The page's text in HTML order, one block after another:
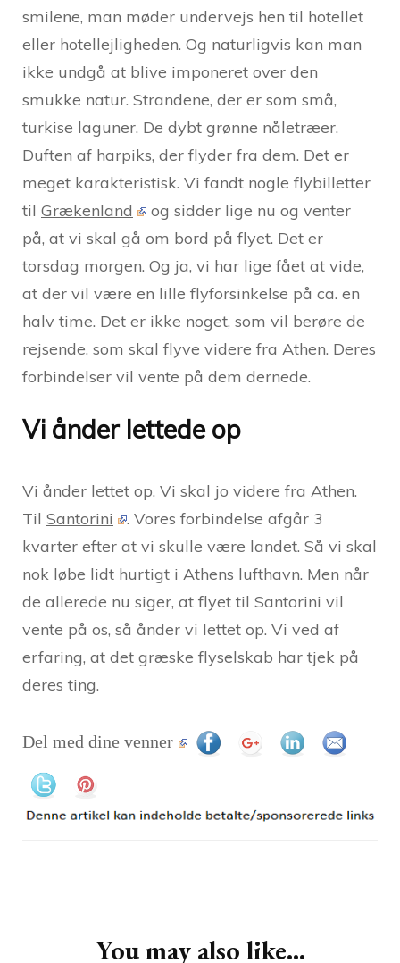
smilene, man møder undervejs hen til hotellet
eller hotellejligheden. Og naturligvis kan man
ikke undgå at blive imponeret over den
smukke natur. Strandene, der er som små,
turkise laguner. De dybt grønne nåletræer.
Duften af harpiks, der flyder fra dem. Det er
meget karakteristisk. Vi fandt nogle flybilletter
til Grækenland
og sidder lige nu og venter
på, at vi skal gå om bord på flyet. Det er
torsdag morgen. Og ja, vi har lige fået at vide,
at der vil være en lille flyforsinkelse på ca. en
halv time. Det er ikke noget, som vil berøre de
rejsende, som skal flyve videre fra Athen. Deres
forbindelser vil vente på dem dernede.
Vi ånder lettede op
Vi ånder lettet op. Vi skal jo videre fra Athen.
Til Santorini
. Vores forbindelse afgår 3
kvarter efter at vi skulle være landet. Så vi skal
nok løbe lidt hurtigt i Athens lufthavn. Men når
de allerede nu siger, at flyet til Santorini vil
vente på os, så ånder vi lettet op. Vi ved af
erfaring, at det græske flyselskab har tjek på
deres ting.
Del med dine venner
You may also like...